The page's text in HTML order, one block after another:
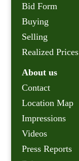
Bid Form
Buying
Selling
Realized Prices
About us
Contact
Location Map
Impressions
Videos
Press Reports